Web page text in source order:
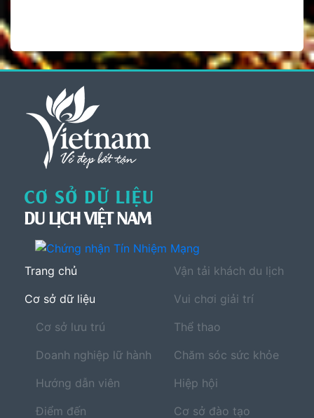
Trang chủ
Cơ sở dữ liệu
Cơ sở lưu trú
Doanh nghiệp lữ hành
Hướng dẫn viên
Điểm đến
Vận tải khách du lịch
Vui chơi giải trí
Thể thao
Chăm sóc sức khỏe
Hiệp hội
Cơ sở đào tạo